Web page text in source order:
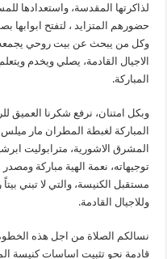
لذاكرتها المقدسة، واستعدادها
حضورهم المتزايد ، لتفتح ابوابها
وكل من يبحث عن بيت روحي
الاجيال القادمة، يصلي ويخدم
المباركة.
وبكل امتنان، نرفع شكرنا العميق
المباركة لغبطة المطران مار ميلس
المشرق الاشورية، مترابوليت
توجيهاته، نعمة الهية مباركة
مستقبل الكنيسة، والتي لا تبني
وللاجيال القادمة.
نسالكم الصلاة من اجل هذه
قادمة نحو تثبيت اساسات كنيسة